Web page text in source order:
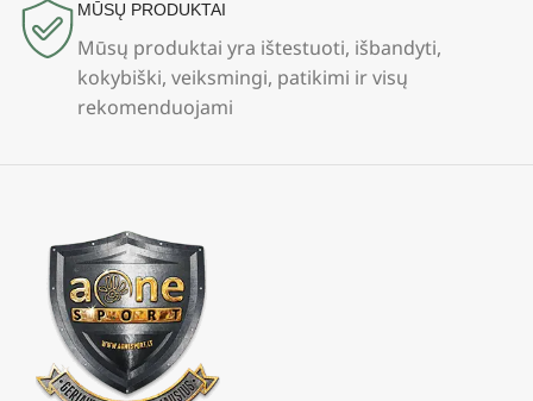
MŪSŲ PRODUKTAI
Mūsų produktai yra ištestuoti, išbandyti,
kokybiški, veiksmingi, patikimi ir visų
rekomenduojami